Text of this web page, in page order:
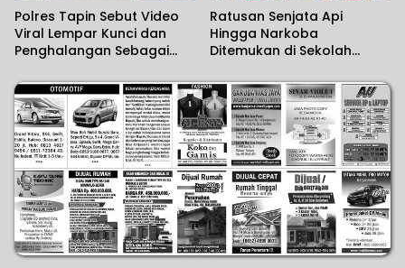
Polres Tapin Sebut Video
Viral Lempar Kunci dan
Penghalangan Sebagai
Ratusan Senjata Api
Hingga Narkoba
Ditemukan di Sekolah